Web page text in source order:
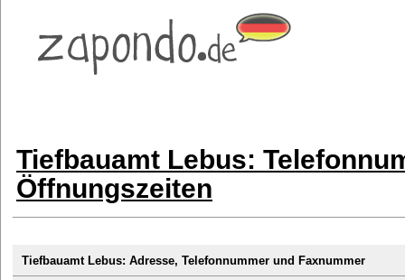
Tiefbauamt Lebus:
Öffnungszeiten
Tiefbauamt Lebus: Adresse, Telefonnummer und Faxnummer